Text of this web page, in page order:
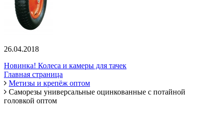
26.04.2018
Новинка! Колеса и камеры для тачек
Главная страница
Метизы и крепёж оптом
Саморезы универсальные оцинкованные с потайной
головкой оптом